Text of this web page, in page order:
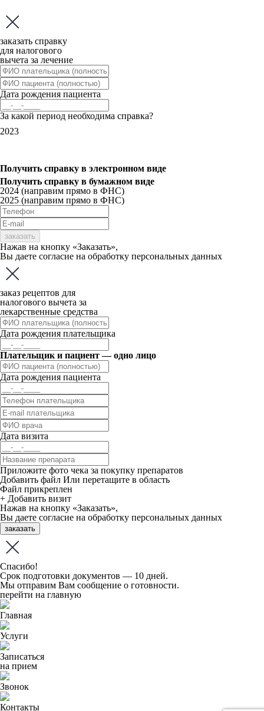
заказать справку
для налогового
вычета за лечение
Дата рождения пациента
За какой период необходима справка?
2023
Получить справку в электронном виде
Получить справку в бумажном виде
2024 (направим прямо в ФНС)
2025 (направим прямо в ФНС)
заказать
Нажав на кнопку «Заказать»,
Вы даете согласие на обработку персональных данных
заказ рецептов для
налогового вычета за
лекарственные средства
Дата рождения плательщика
Плательщик и пациент — одно лицо
Дата рождения пациента
Дата визита
Приложите фото чека за покупку препаратов
Добавить файл Или перетащите в область
Файл прикреплен
+ Добавить визит
Нажав на кнопку «Заказать»,
Вы даете согласие на обработку персональных данных
заказать
Спасибо!
Срок подготовки документов — 10 дней.
Мы отправим Вам сообщение о готовности.
перейти на главную
Главная
Услуги
Записаться
на прием
Звонок
Контакты